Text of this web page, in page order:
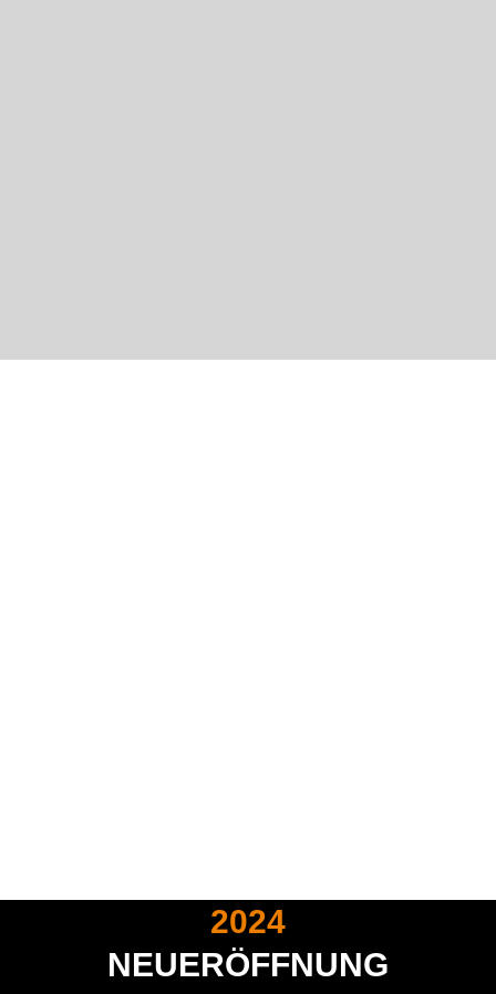
2024
NEUERÖFFNUNG